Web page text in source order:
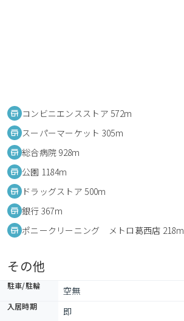
コンビニエンスストア 572m
スーパーマーケット 305m
総合病院 928m
公園 1184m
ドラッグストア 500m
銀行 367m
ポニークリーニング メトロ葛西店 218m
その他
駐車/駐輪 空無
入居時期 即